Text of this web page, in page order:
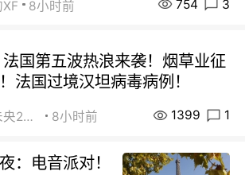
8小时前 754 3
国第五波热浪来袭！烟草业征
法国过境汉坦病毒病例！
长乐未央2015 8小时前 1399 1
：电音派对！